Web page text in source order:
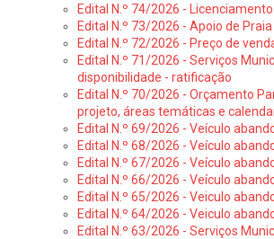
Edital N.º 74/2026 -
Edital N.º 73/2026 - Apoio de
Edital N.º 72/2026 - Preço de
Edital N.º 71/2026 - Serviços
disponibilidade - ratificação
Edital N.º 70/2026 - Orçamento
projeto, áreas temáticas e
Edital N.º 69/2026 - Veículo
Edital N.º 68/2026 - Veículo
Edital N.º 67/2026 - Veículo
Edital N.º 66/2026 - Veículo
Edital N.º 65/2026 - Veiculo
Edital N.º 64/2026 - Veiculo
Edital N.º 63/2026 - Serviços